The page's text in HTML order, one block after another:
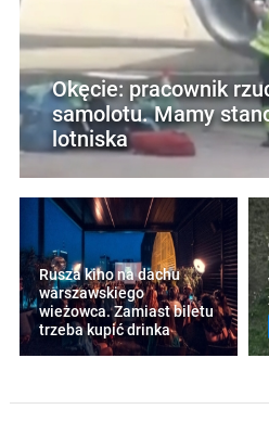
Okęcie: pracownik
samolotu. Mamy
lotniska
Rusza kino na dachu
warszawskiego
wieżowca. Zamiast biletu
trzeba kupić drinka